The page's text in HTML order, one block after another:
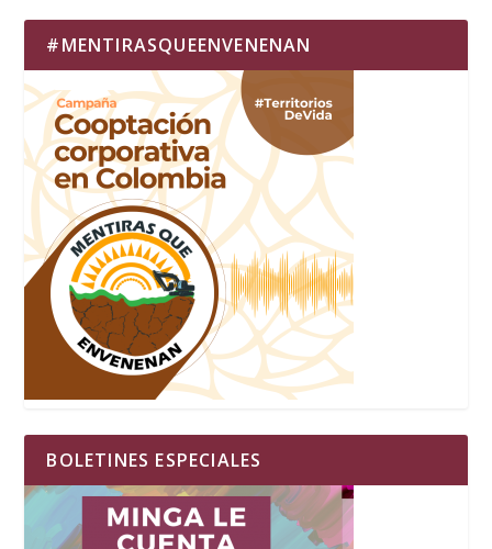
#MENTIRASQUEENVENENAN
BOLETINES ESPECIALES